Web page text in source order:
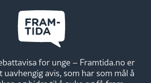
for unge – Framtida.no er
uavhengig avis, som har som mål å